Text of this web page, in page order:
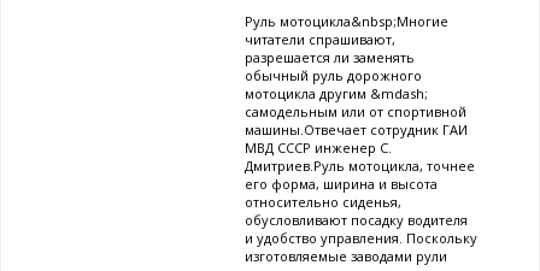
Руль мотоцикла&nbsp;Многие
читатели спрашивают,
разрешается ли заменять
обычный руль дорожного
мотоцикла другим &mdash;
самодельным или от спортивной
машины.Отвечает сотрудник ГАИ
МВД СССР инженер С.
Дмитриев.Руль мотоцикла, точнее
его форма, ширина и высота
относительно сиденья,
обусловливают посадку водителя
и удобство управления. Поскольку
изготовляемые заводами рули